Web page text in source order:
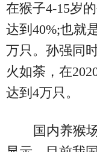
在猴子4-15岁
达到40%;也就
万只。孙强同
火如荼，在
达到4万只。
国内养猴